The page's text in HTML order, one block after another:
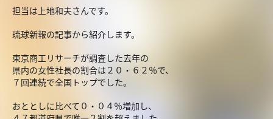
担当は上地和夫さんです。
琉球新報の記事から紹介します。
東京商工リサーチが調査した去年の
県内の女性社長の割合は２０・６２％で、
７回連続で全国トップでした。
おととしに比べて０・０４％増加し、